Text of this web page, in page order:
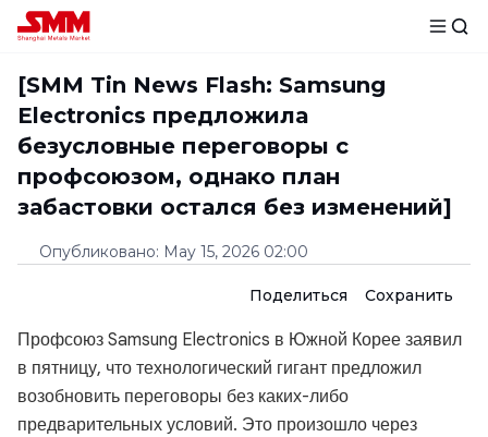
[SMM Tin News Flash: Samsung
Electronics предложила
безусловные переговоры с
профсоюзом, однако план
забастовки остался без изменений]
Опубликовано: May 15, 2026 02:00
Поделиться Сохранить
Профсоюз Samsung Electronics в Южной Корее заявил
в пятницу, что технологический гигант предложил
возобновить переговоры без каких-либо
предварительных условий. Это произошло через